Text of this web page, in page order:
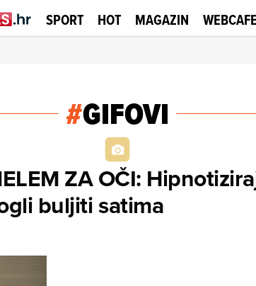
SPORT HOT MAGAZIN WEBCAFE
#GIFOVI
ZA OČI:
buljiti satima